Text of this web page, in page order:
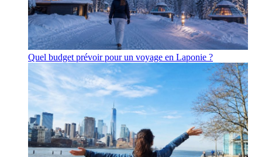
Quel budget prévoir pour un voyage en Laponie ?